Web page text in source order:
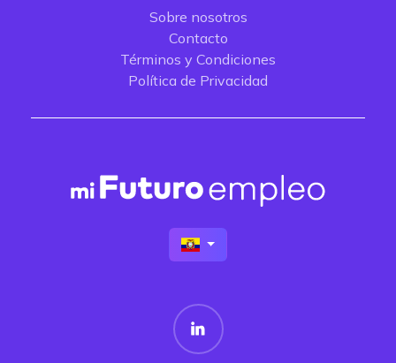
Sobre nosotros
Contacto
Términos y Condiciones
Política de Privacidad